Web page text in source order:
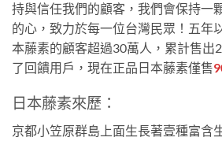
持與信任我們的顧客，我們會保持一
的心，致力於每一位台灣民眾！五年
本藤素的顧客超過30萬人，累計售出
了回饋用戶，現在正品日本藤素僅售
日本藤素來歷：
京都小笠原群島上面生長著壹種富含